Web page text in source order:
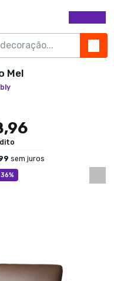
Mel
sem juros